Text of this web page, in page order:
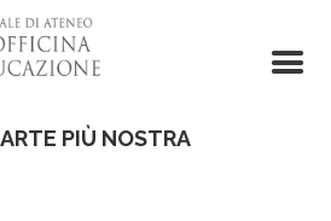
PIÙ NOSTRA